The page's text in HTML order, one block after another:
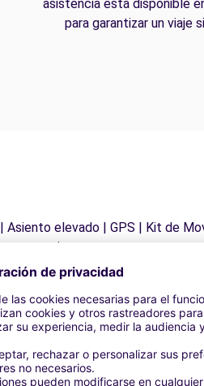
asistencia está disponible
para garantizar un viaje
elevado | GPS | Kit de
para nieve